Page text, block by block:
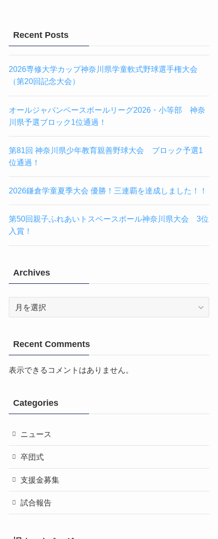
Recent Posts
2026専修大学カップ神奈川県学童軟式野球選手権大会
（第20回記念大会）
オールジャパンベースボールリーグ2026・小等部 神奈
川県予選ブロック1位通過！
第81回 神奈川県少年教育親善野球大会 ブロック予選1
位通過！
2026鎌倉学童夏季大会 優勝！三連覇を達成しました！！
第50回親子ふれあいトスベースボール神奈川県大会 3位
入賞！
Archives
Archives
Recent Comments
表示できるコメントはありません。
Categories
ニュース
卒団式
支援金募集
試合報告